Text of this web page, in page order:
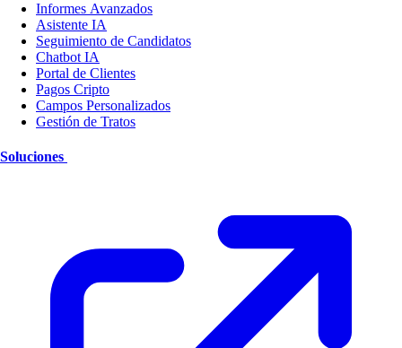
Informes Avanzados
Asistente IA
Seguimiento de Candidatos
Chatbot IA
Portal de Clientes
Pagos Cripto
Campos Personalizados
Gestión de Tratos
Soluciones